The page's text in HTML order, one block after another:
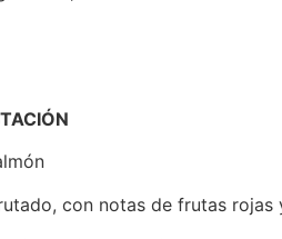
con notas de frutas rojas